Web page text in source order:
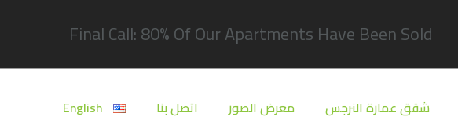
Final Call: 80% Of Our Apartments Have Been Sold​
شقق عمارة النرجس معرض الصور اتصل بنا English